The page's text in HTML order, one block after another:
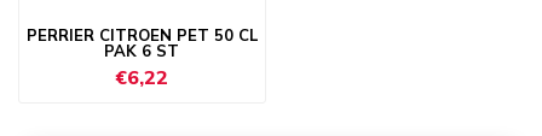
PERRIER CITROEN PET 50 CL
PAK 6 ST
€6,22